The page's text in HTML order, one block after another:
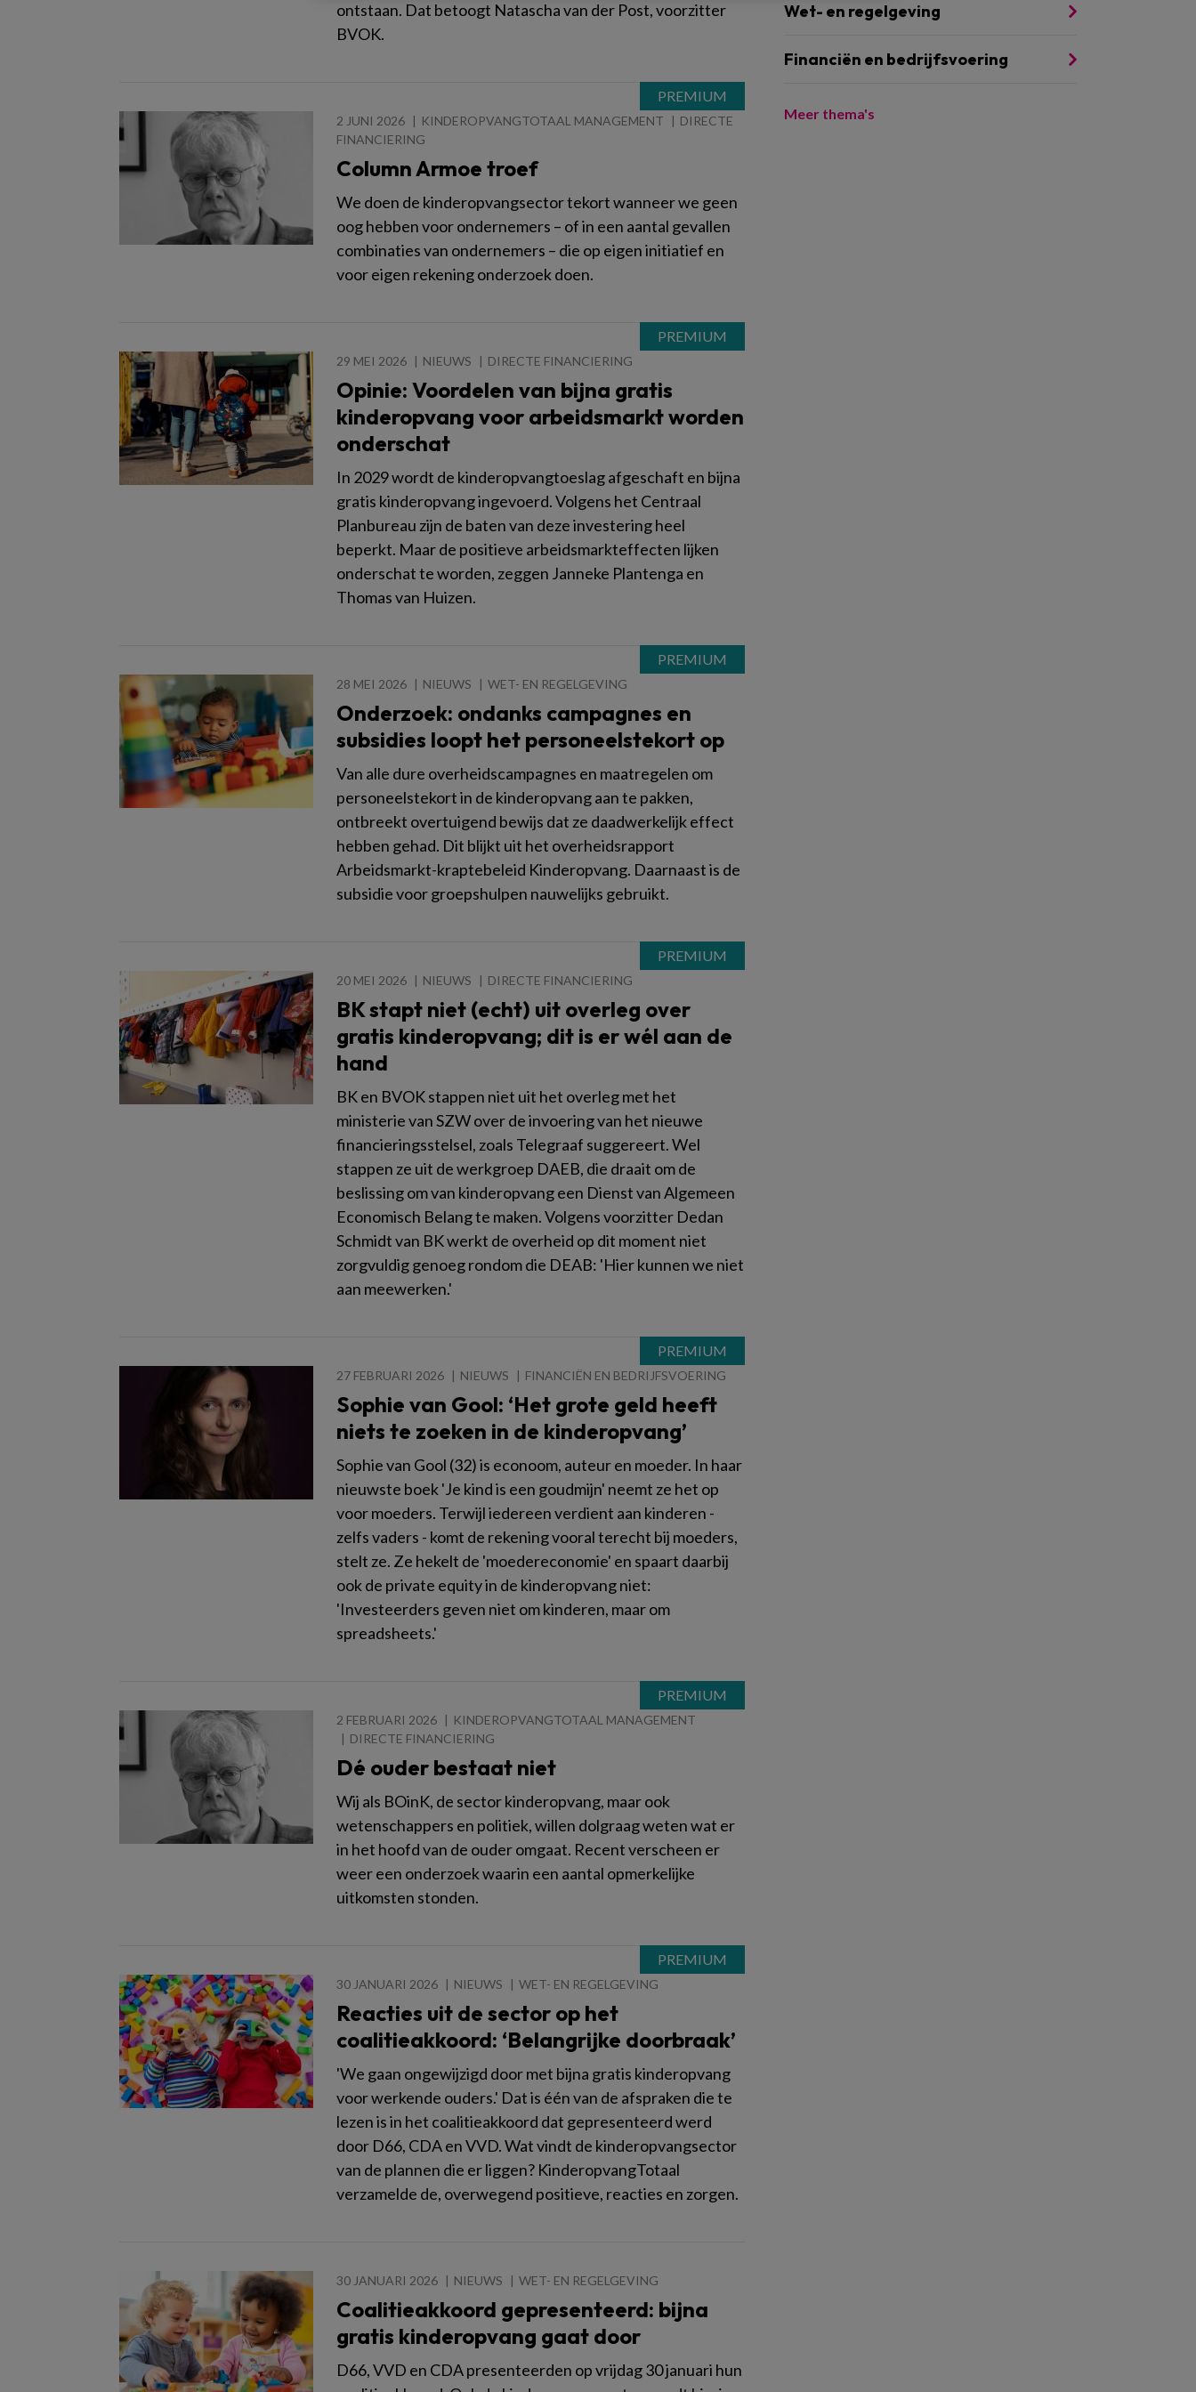
ontstaan. Dat betoogt Natascha van der Post, voorzitter
BVOK.
2 JUNI 2026 KINDEROPVANGTOTAAL MANAGEMENT
DIRECTE
FINANCIERING
Column Armoe troef
We doen de kinderopvangsector tekort wanneer we geen
oog hebben voor ondernemers – of in een aantal gevallen
combinaties van ondernemers – die op eigen initiatief en
voor eigen rekening onderzoek doen.
29 MEI 2026 NIEUWS DIRECTE FINANCIERING
Opinie: Voordelen van bijna gratis
kinderopvang voor arbeidsmarkt worden
onderschat
In 2029 wordt de kinderopvangtoeslag afgeschaft en bijna
gratis kinderopvang ingevoerd. Volgens het Centraal
Planbureau zijn de baten van deze investering heel
beperkt. Maar de positieve arbeidsmarkteffecten lijken
onderschat te worden, zeggen Janneke Plantenga en
Thomas van Huizen.
28 MEI 2026 NIEUWS WET- EN REGELGEVING
Onderzoek: ondanks campagnes en
subsidies loopt het personeelstekort op
Van alle dure overheidscampagnes en maatregelen om
personeelstekort in de kinderopvang aan te pakken,
ontbreekt overtuigend bewijs dat ze daadwerkelijk effect
hebben gehad. Dit blijkt uit het overheidsrapport
Arbeidsmarkt-kraptebeleid Kinderopvang. Daarnaast is de
subsidie voor groepshulpen nauwelijks gebruikt.
20 MEI 2026 NIEUWS DIRECTE FINANCIERING
BK stapt niet (echt) uit overleg over
gratis kinderopvang; dit is er wél aan de
hand
BK en BVOK stappen niet uit het overleg met het
ministerie van SZW over de invoering van het nieuwe
financieringsstelsel, zoals Telegraaf suggereert. Wel
stappen ze uit de werkgroep DAEB, die draait om de
beslissing om van kinderopvang een Dienst van Algemeen
Economisch Belang te maken. Volgens voorzitter Dedan
Schmidt van BK werkt de overheid op dit moment niet
zorgvuldig genoeg rondom die DEAB: 'Hier kunnen we niet
aan meewerken.'
27 FEBRUARI 2026 NIEUWS FINANCIËN EN BEDRIJFSVOERING
Sophie van Gool: ‘Het grote geld heeft
niets te zoeken in de kinderopvang’
Sophie van Gool (32) is econoom, auteur en moeder. In haar
nieuwste boek 'Je kind is een goudmijn' neemt ze het op
voor moeders. Terwijl iedereen verdient aan kinderen -
zelfs vaders - komt de rekening vooral terecht bij moeders,
stelt ze. Ze hekelt de 'moedereconomie' en spaart daarbij
ook de private equity in de kinderopvang niet:
'Investeerders geven niet om kinderen, maar om
spreadsheets.'
2 FEBRUARI 2026
KINDEROPVANGTOTAAL MANAGEMENT
DIRECTE FINANCIERING
Dé ouder bestaat niet
Wij als BOinK, de sector kinderopvang, maar ook
wetenschappers en politiek, willen dolgraag weten wat er
in het hoofd van de ouder omgaat. Recent verscheen er
weer een onderzoek waarin een aantal opmerkelijke
uitkomsten stonden.
30 JANUARI 2026 NIEUWS WET- EN REGELGEVING
Reacties uit de sector op het
coalitieakkoord: ‘Belangrijke doorbraak’
'We gaan ongewijzigd door met bijna gratis kinderopvang
voor werkende ouders.' Dat is één van de afspraken die te
lezen is in het coalitieakkoord dat gepresenteerd werd
door D66, CDA en VVD. Wat vindt de kinderopvangsector
van de plannen die er liggen? KinderopvangTotaal
verzamelde de, overwegend positieve, reacties en zorgen.
30 JANUARI 2026 NIEUWS WET- EN REGELGEVING
Coalitieakkoord gepresenteerd: bijna
gratis kinderopvang gaat door
D66, VVD en CDA presenteerden op vrijdag 30 januari hun
Wet- en regelgeving
Financiën en bedrijfsvoering
Meer thema's